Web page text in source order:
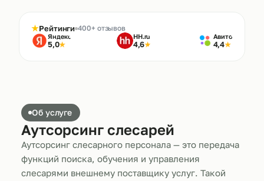
★Рейтинги 400+ отзывов
Яндекс
5,0★
HH.ru
4,6★
Авито
4,4★
Об услуге
Аутсорсинг слесарей
Аутсорсинг слесарного персонала — это передача
функций поиска, обучения и управления
слесарями внешнему поставщику услуг. Такой